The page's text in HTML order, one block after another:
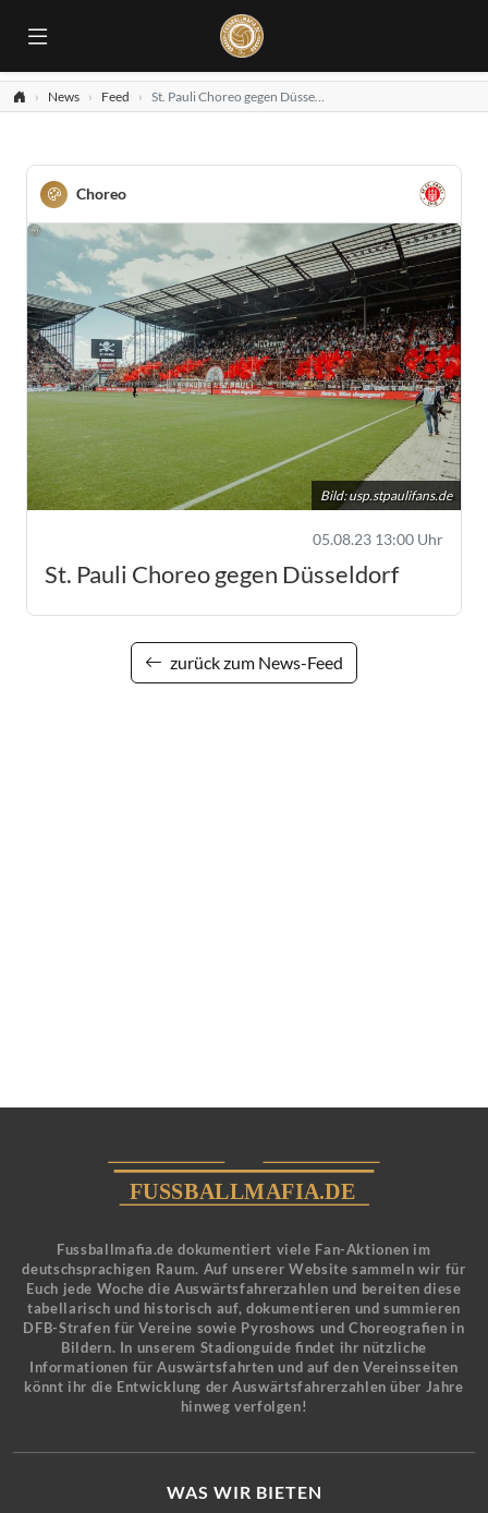
News Feed St. Pauli Choreo gegen Düsseldorf
Choreo
Bild:usp.stpaulifans.de
05.08.23 13:00 Uhr
St. Pauli Choreo gegen Düsseldorf
zurück zum News-Feed
Fussballmafia.de dokumentiert viele Fan-Aktionen im
deutschsprachigen Raum. Auf unserer Website sammeln wir für
Euch jede Woche die Auswärtsfahrerzahlen und bereiten diese
tabellarisch und historisch auf, dokumentieren und summieren
DFB-Strafen für Vereine sowie Pyroshows und Choreografien in
Bildern. In unserem Stadionguide findet ihr nützliche
Informationen für Auswärtsfahrten und auf den Vereinsseiten
könnt ihr die Entwicklung der Auswärtsfahrerzahlen über Jahre
hinweg verfolgen!
WAS WIR BIETEN